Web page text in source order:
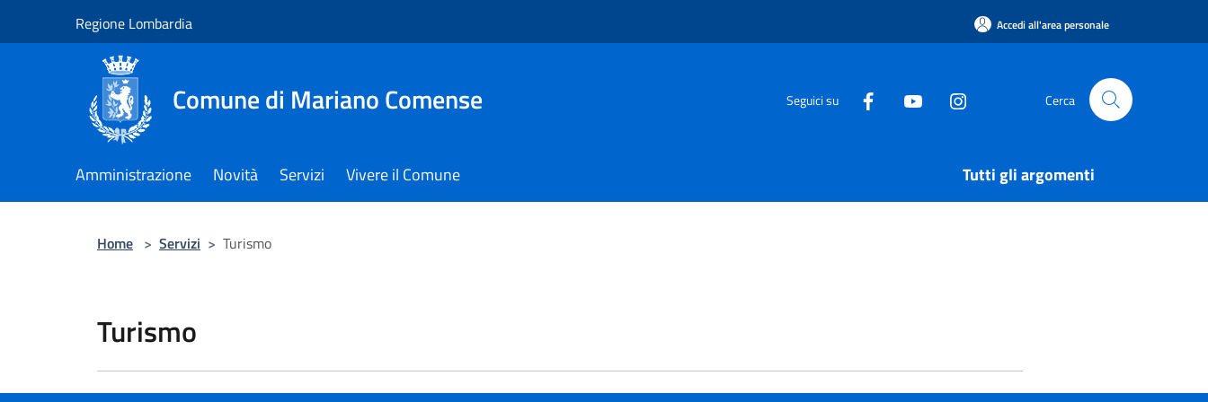
Regione Lombardia Accedi all'area personale
Comune di Mariano Comense Seguici su Cerca
Amministrazione Novità Servizi Vivere il Comune Tutti gli argomenti
Home > Servizi > Turismo
Turismo